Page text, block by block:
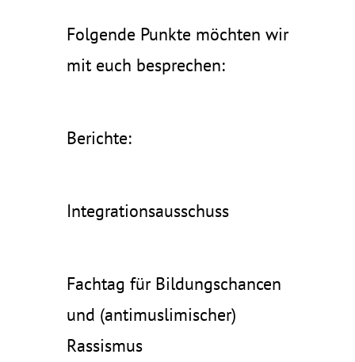
Folgende Punkte möchten wir
mit euch besprechen:
Berichte:
Integrationsausschuss
Fachtag für Bildungschancen
und (antimuslimischer)
Rassismus